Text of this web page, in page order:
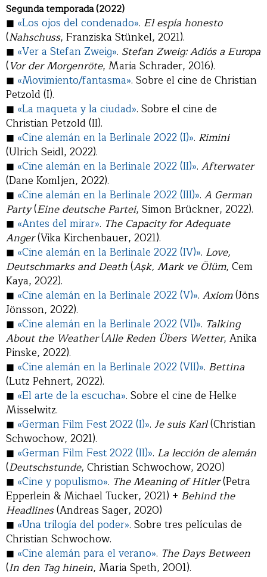
Segunda temporada (2022)
◼ «Los ojos del condenado». El espía honesto
(Nahschuss, Franziska Stünkel, 2021).
◼ «Ver a Stefan Zweig». Stefan Zweig: Adiós a Europa
(Vor der Morgenröte, Maria Schrader, 2016).
◼ «Movimiento/fantasma». Sobre el cine de Christian
Petzold (I).
◼ «La maqueta y la ciudad». Sobre el cine de
Christian Petzold (II).
◼ «Cine alemán en la Berlinale 2022 (I)». Rimini
(Ulrich Seidl, 2022).
◼ «Cine alemán en la Berlinale 2022 (II)». Afterwater
(Dane Komljen, 2022).
◼ «Cine alemán en la Berlinale 2022 (III)». A German
Party(Eine deutsche Partei, Simon Brückner, 2022).
◼ «Antes del mirar». The Capacity for Adequate
Anger(Vika Kirchenbauer, 2021).
◼ «Cine alemán en la Berlinale 2022 (IV)». Love,
Deutschmarks and Death(Aşk, Mark ve Ölüm, Cem
Kaya, 2022).
◼ «Cine alemán en la Berlinale 2022 (V)». Axiom(Jöns
Jönsson, 2022).
◼ «Cine alemán en la Berlinale 2022 (VI)». Talking
About the Weather(Alle Reden Übers Wetter, Anika
Pinske, 2022).
◼ «Cine alemán en la Berlinale 2022 (VII)». Bettina
(Lutz Pehnert, 2022).
◼ «El arte de la escucha». Sobre el cine de Helke
Misselwitz.
◼ «German Film Fest 2022 (I)». Je suis Karl(Christian
Schwochow, 2021).
◼ «German Film Fest 2022 (II)». La lección de alemán
(Deutschstunde, Christian Schwochow, 2020)
◼ «Cine y populismo». The Meaning of Hitler(Petra
Epperlein & Michael Tucker, 2021) + Behind the
Headlines(Andreas Sager, 2020)
◼ «Una trilogía del poder». Sobre tres películas de
Christian Schwochow.
◼ «Cine alemán para el verano». The Days Between
(In den Tag hinein, Maria Speth, 2001).